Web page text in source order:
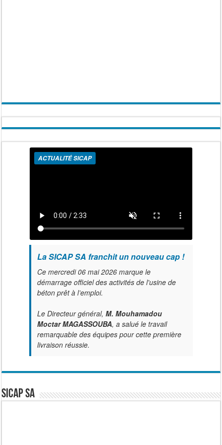
ACTUALITÉ SICAP
La SICAP SA franchit un nouveau cap !
Ce mercredi 06 mai 2026 marque le
démarrage officiel des activités de l'usine de
béton prêt à l’emploi.
Le Directeur général, M. Mouhamadou
Moctar MAGASSOUBA, a salué le travail
remarquable des équipes pour cette première
livraison réussie.
SICAP SA